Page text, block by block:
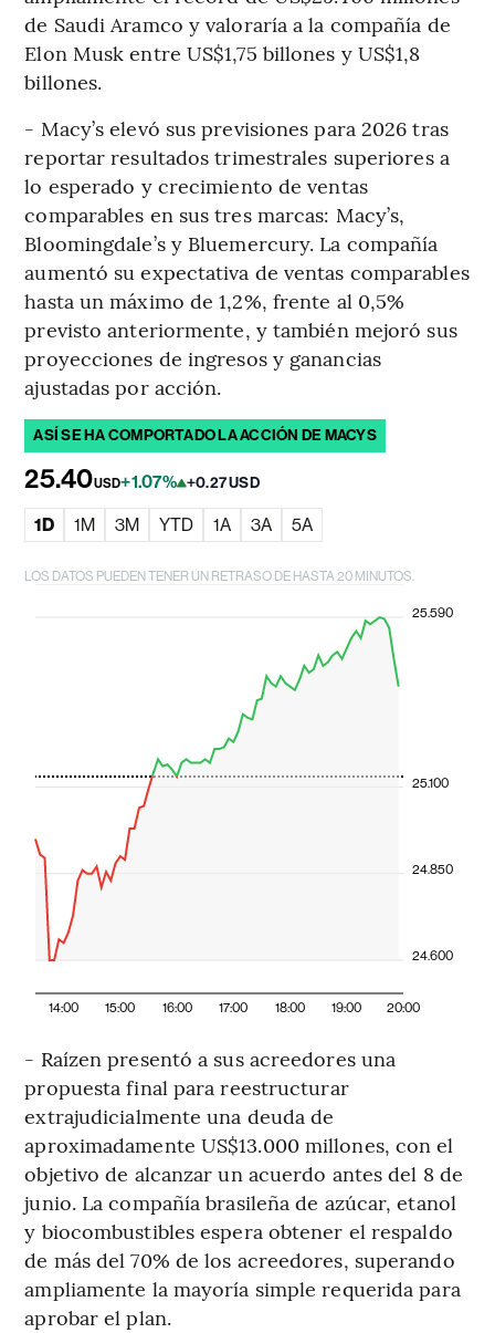
de Saudi Aramco y valoraría a la compañía de
Elon Musk entre US$1,75 billones y US$1,8
billones.
- Macy’s elevó sus previsiones para 2026 tras
reportar resultados trimestrales superiores a
lo esperado y crecimiento de ventas
comparables en sus tres marcas: Macy’s,
Bloomingdale’s y Bluemercury. La compañía
aumentó su expectativa de ventas comparables
hasta un máximo de 1,2%, frente al 0,5%
previsto anteriormente, y también mejoró sus
proyecciones de ingresos y ganancias
ajustadas por acción.
ASÍ SE HA COMPORTADO LA ACCIÓN DE MACYS
25.40USD+1.07% +0.27 USD
1D 1M 3M YTD 1A 3A 5A
LOS DATOS PUEDEN TENER UN RETRASO DE HASTA 20 MINUTOS.
14:00 15:00 16:00 17:00 18:00 19:00 20:00
24.600
24.850
25.100
25.590
- Raízen presentó a sus acreedores una
propuesta final para reestructurar
extrajudicialmente una deuda de
aproximadamente US$13.000 millones, con el
objetivo de alcanzar un acuerdo antes del 8 de
junio. La compañía brasileña de azúcar, etanol
y biocombustibles espera obtener el respaldo
de más del 70% de los acreedores, superando
ampliamente la mayoría simple requerida para
aprobar el plan.